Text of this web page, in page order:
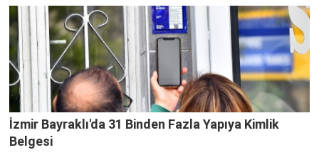
İzmir Bayraklı'da 31 Binden Fazla Yapıya Kimlik
Belgesi